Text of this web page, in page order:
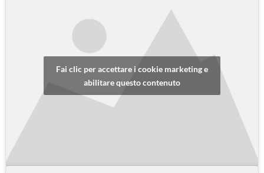
Fai clic per accettare i cookie marketing e
abilitare questo contenuto